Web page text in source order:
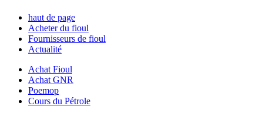
haut de page
Acheter du fioul
Fournisseurs de fioul
Actualité
Achat Fioul
Achat GNR
Poemop
Cours du Pétrole